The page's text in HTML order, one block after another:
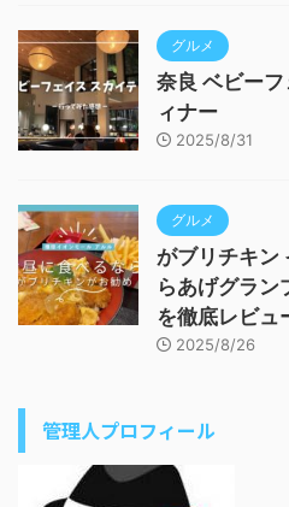
グルメ
奈良 ベビー
ィナー
2025/8/31
グルメ
がブリチキン
らあげグラン
を徹底レビュ
2025/8/26
管理人プロフィール